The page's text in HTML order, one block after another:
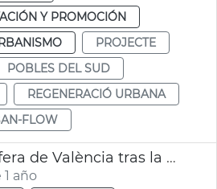
Y PROMOCIÓN
PROJECTE
POBLES DEL SUD
REGENERACIÓ URBANA
FLOW
Limpieza Albufera de València tras la dana
año